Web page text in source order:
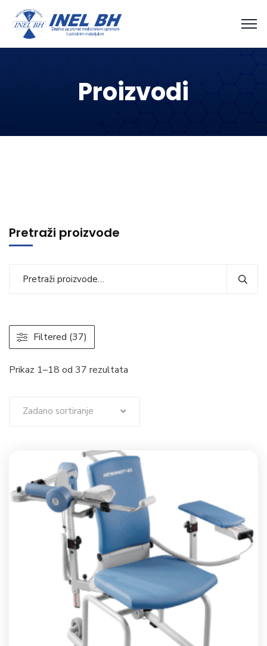
Proizvodi
Prikaz 1–18 od 37 rezultata
Zadano sortiranje
Pretraži proizvode
Filtered (37)